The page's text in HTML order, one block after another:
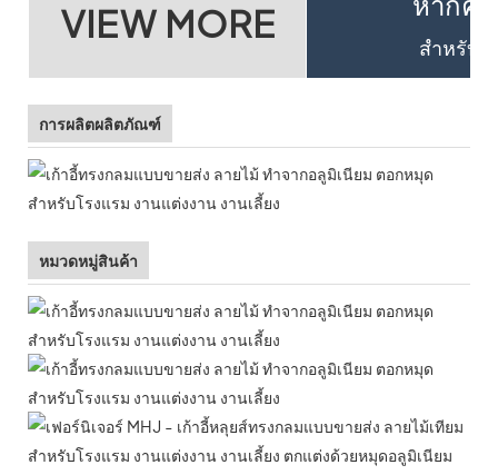
VIEW MORE
สำหรับร
การผลิตผลิตภัณฑ์
หมวดหมู่สินค้า